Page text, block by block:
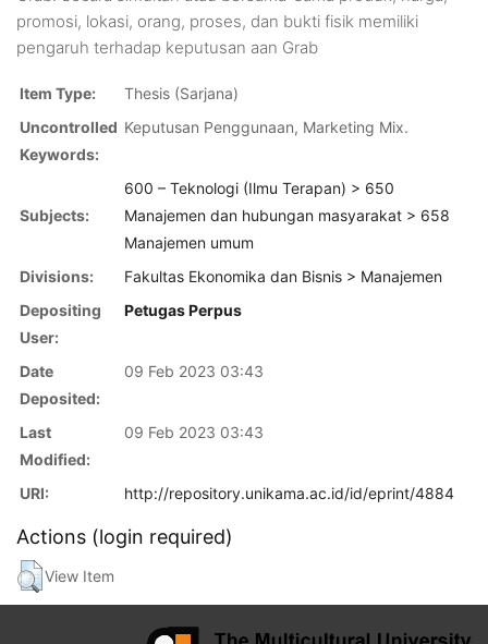
promosi, lokasi, orang, proses, dan bukti fisik memiliki
pengaruh terhadap keputusan aan Grab
Item Type:
Thesis (Sarjana)
Uncontrolled
Keywords:
Keputusan Penggunaan, Marketing Mix.
Subjects:
600 – Teknologi (Ilmu Terapan) > 650
Manajemen dan hubungan masyarakat > 658
Manajemen umum
Divisions:
Fakultas Ekonomika dan Bisnis > Manajemen
Depositing
User:
Petugas Perpus
Date
Deposited:
09 Feb 2023 03:43
Last
Modified:
09 Feb 2023 03:43
URI: http://repository.unikama.ac.id/id/eprint/4884
Actions (login required)
View Item